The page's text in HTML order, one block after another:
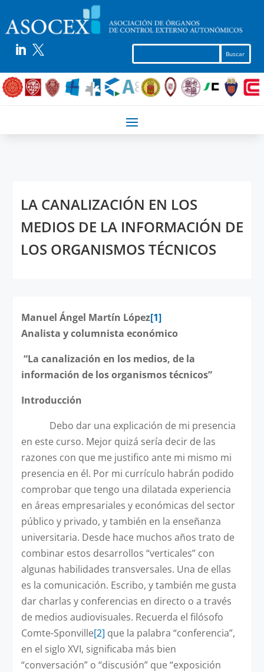
 
LA CANALIZACIÓN EN LOS
MEDIOS DE LA INFORMACIÓN DE
LOS ORGANISMOS TÉCNICOS
Manuel Ángel Martín López[1]
Analista y columnista económico
“La canalización en los medios, de la
información de los organismos técnicos”
Introducción
Debo dar una explicación de mi presencia
en este curso. Mejor quizá sería decir de las
razones con que me justifico ante mi mismo mi
presencia en él. Por mi currículo habrán podido
comprobar que tengo una dilatada experiencia
en áreas empresariales y económicas del sector
público y privado, y también en la enseñanza
universitaria. Desde hace muchos años trato de
combinar estos desarrollos “verticales” con
algunas habilidades transversales. Una de ellas
es la comunicación. Escribo, y también me gusta
dar charlas y conferencias en directo o a través
de medios audiovisuales. Recuerda el filósofo
Comte-Sponville[2] que la palabra “conferencia”,
en el siglo XVI, significaba más bien
“conversación” o “discusión” que “exposición